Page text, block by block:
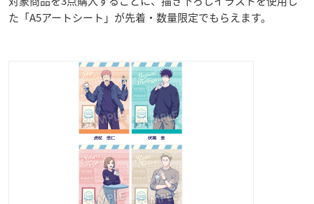
た「A5アートシート」が先着・数量限定でもらえます。